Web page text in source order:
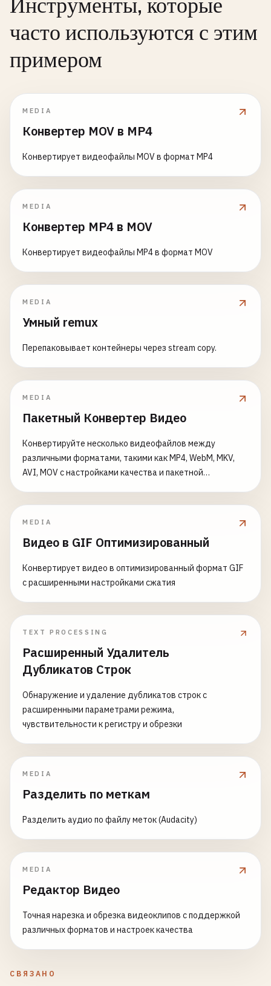
Инструменты, которые
часто используются с этим
примером
MEDIA
Конвертер MOV в MP4
Конвертирует видеофайлы MOV в формат MP4
MEDIA
Конвертер MP4 в MOV
Конвертирует видеофайлы MP4 в формат MOV
MEDIA
Умный remux
Перепаковывает контейнеры через stream copy.
MEDIA
Пакетный Конвертер Видео
Конвертируйте несколько видеофайлов между
различными форматами, такими как MP4, WebM, MKV,
AVI, MOV с настройками качества и пакетной
MEDIA
Видео в GIF Оптимизированный
Конвертирует видео в оптимизированный формат GIF
с расширенными настройками сжатия
TEXT PROCESSING
Расширенный Удалитель
Дубликатов Строк
Обнаружение и удаление дубликатов строк с
расширенными параметрами режима,
чувствительности к регистру и обрезки
MEDIA
Разделить по меткам
Разделить аудио по файлу меток (Audacity)
MEDIA
Редактор Видео
Точная нарезка и обрезка видеоклипов с поддержкой
различных форматов и настроек качества
СВЯЗАНО